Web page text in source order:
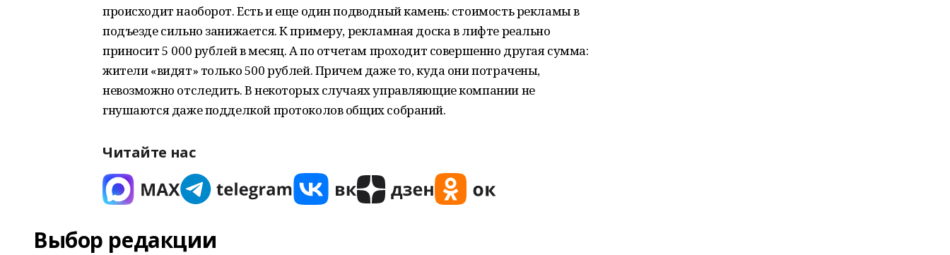
происходит наоборот. Есть и еще один подводный камень: стоимость рекламы в
подъезде сильно занижается. К примеру, рекламная доска в лифте реально
приносит 5 000 рублей в месяц. А по отчетам проходит совершенно другая сумма:
жители «видят» только 500 рублей. Причем даже то, куда они потрачены,
невозможно отследить. В некоторых случаях управляющие компании не
гнушаются даже подделкой протоколов общих собраний.
Читайте нас
Выбор редакции